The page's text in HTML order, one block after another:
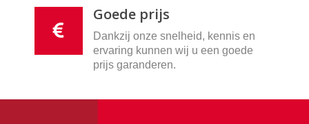
Goede prijs
Dankzij onze snelheid, kennis en
ervaring kunnen wij u een goede
prijs garanderen.